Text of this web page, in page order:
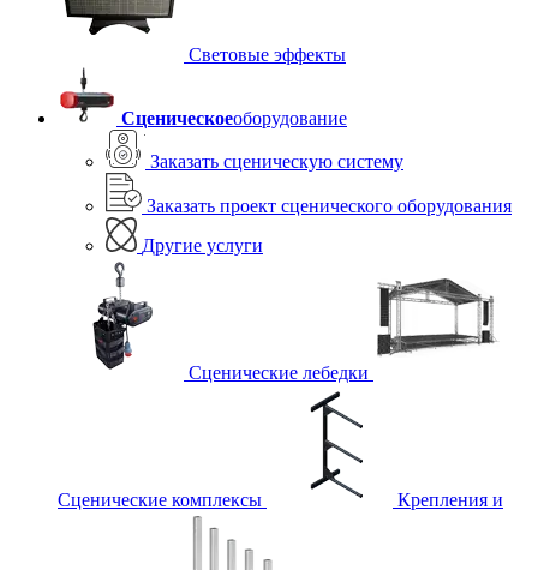
Световые эффекты
Сценическоеоборудование
Заказать сценическую систему
Заказать проект сценического оборудования
Другие услуги
Сценические лебедки
Сценические комплексы Крепления и